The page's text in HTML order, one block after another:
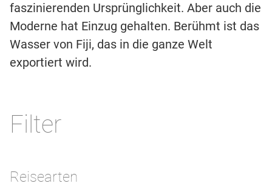
faszinierenden Ursprünglichkeit. Aber auch die
Moderne hat Einzug gehalten. Berühmt ist das
Wasser von Fiji, das in die ganze Welt
exportiert wird.
Filter
Reisearten